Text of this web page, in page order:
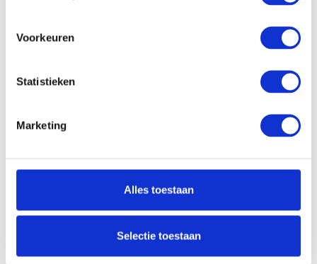
Voorkeuren
Statistieken
Marketing
Alles toestaan
Selectie toestaan
Aansluiting
Draadloze
Ja
verbinding
Ja
Audio:
-